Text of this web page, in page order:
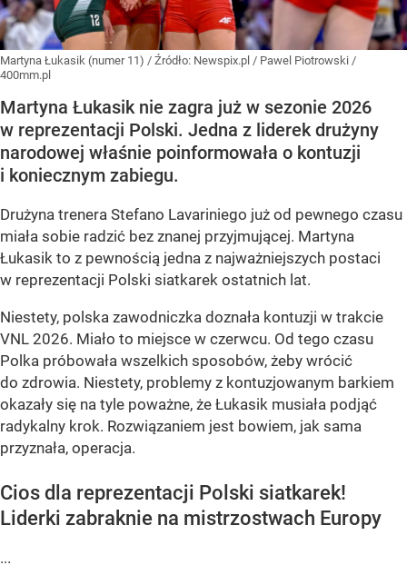
Martyna Łukasik (numer 11) / Źródło: Newspix.pl / Pawel Piotrowski /
400mm.pl
Martyna Łukasik nie zagra już w sezonie 2026
w reprezentacji Polski. Jedna z liderek drużyny
narodowej właśnie poinformowała o kontuzji
i koniecznym zabiegu.
Drużyna trenera Stefano Lavariniego już od pewnego czasu
miała sobie radzić bez znanej przyjmującej. Martyna
Łukasik to z pewnością jedna z najważniejszych postaci
w reprezentacji Polski siatkarek ostatnich lat.
Niestety, polska zawodniczka doznała kontuzji w trakcie
VNL 2026. Miało to miejsce w czerwcu. Od tego czasu
Polka próbowała wszelkich sposobów, żeby wrócić
do zdrowia. Niestety, problemy z kontuzjowanym barkiem
okazały się na tyle poważne, że Łukasik musiała podjąć
radykalny krok. Rozwiązaniem jest bowiem, jak sama
przyznała, operacja.
Cios dla reprezentacji Polski siatkarek!
Liderki zabraknie na mistrzostwach Europy
...